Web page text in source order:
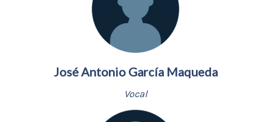
José Antonio García Maqueda
Vocal